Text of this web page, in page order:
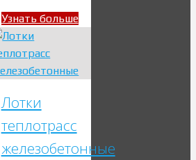
Узнать больше
Лотки
теплотрасс
железобетонные